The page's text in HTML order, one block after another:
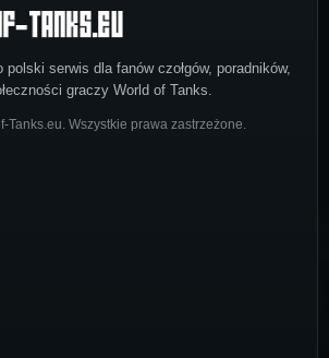
polski serwis dla fanów czołgów, poradników,
graczy World of Tanks.
Tanks.eu. Wszystkie prawa zastrzeżone.